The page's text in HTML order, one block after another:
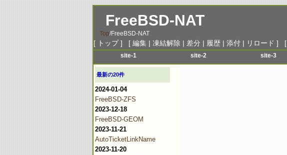
FreeBSD-NAT
Top/FreeBSD-NAT
[ トップ] [ 編集 | 凍結解除 | 差分 | 履歴 | 添付 | リロード ] [
site-1
menu-1
menu-2
menu-3
menu-5
menu-6
site-2
menu-1
site-3
最新の20件
2024-01-04
FreeBSD-ZFS
2023-12-18
FreeBSD-GEOM
2023-11-21
AutoTicketLinkName
2023-11-20